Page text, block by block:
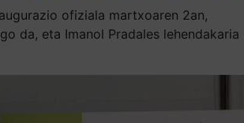
ofiziala martxoaren 2an,
da, eta Imanol Pradales lehendakaria